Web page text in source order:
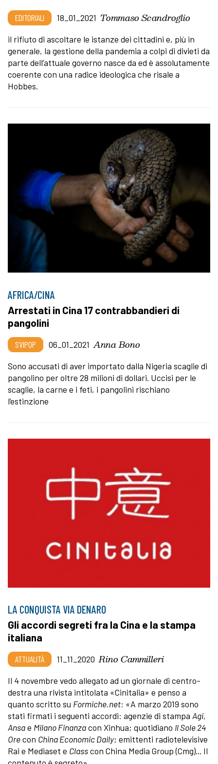
EDITORIALI 18_01_2021 Tommaso Scandroglio
il rifiuto di ascoltare le istanze dei cittadini e, più in
generale, la gestione della pandemia a colpi di divieti da
parte dell’attuale governo nasce da ed è assolutamente
coerente con una radice ideologica che risale a
Hobbes.
AFRICA/CINA
Arrestati in Cina 17 contrabbandieri di
pangolini
SVIPOP 06_01_2021 Anna Bono
Sono accusati di aver importato dalla Nigeria scaglie di
pangolino per oltre 28 milioni di dollari. Uccisi per le
scaglie, la carne e i feti, i pangolini rischiano
l’estinzione
LA CONQUISTA VIA DENARO
Gli accordi segreti fra la Cina e la stampa
italiana
ATTUALITÀ 11_11_2020 Rino Cammilleri
Il 4 novembre vedo allegato ad un giornale di centro-
destra una rivista intitolata «Cinitalia» e penso a
quanto scritto su Formiche.net: «A marzo 2019 sono
stati firmati i seguenti accordi: agenzie di stampa Agi,
Ansae Milano Finanzacon Xinhua; quotidiano Il Sole 24
Orecon China Economic Daily; emittenti radiotelevisive
Rai e Mediaset e Classcon China Media Group (Cmg)... Il